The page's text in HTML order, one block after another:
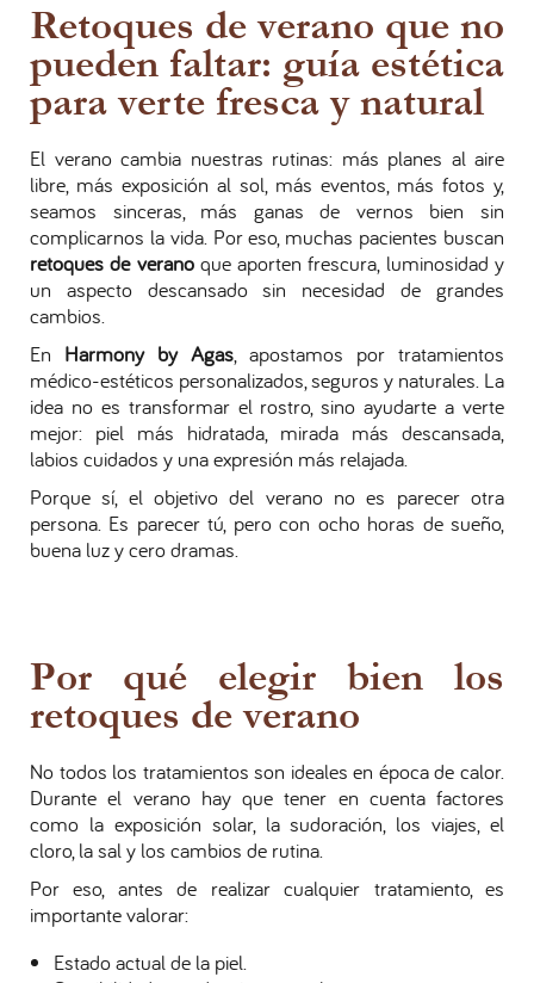
Retoques de verano que no
pueden faltar: guía estética
para verte fresca y natural
El verano cambia nuestras rutinas: más planes al aire
libre, más exposición al sol, más eventos, más fotos y,
seamos sinceras, más ganas de vernos bien sin
complicarnos la vida. Por eso, muchas pacientes buscan
retoques de veranoque aporten frescura, luminosidad y
un aspecto descansado sin necesidad de grandes
cambios.
En Harmony by Agas, apostamos por tratamientos
médico-estéticos personalizados, seguros y naturales. La
idea no es transformar el rostro, sino ayudarte a verte
mejor: piel más hidratada, mirada más descansada,
labios cuidados y una expresión más relajada.
Porque sí, el objetivo del verano no es parecer otra
persona. Es parecer tú, pero con ocho horas de sueño,
buena luz y cero dramas.
Por qué elegir bien los
retoques de verano
No todos los tratamientos son ideales en época de calor.
Durante el verano hay que tener en cuenta factores
como la exposición solar, la sudoración, los viajes, el
cloro, la sal y los cambios de rutina.
Por eso, antes de realizar cualquier tratamiento, es
importante valorar:
Estado actual de la piel.